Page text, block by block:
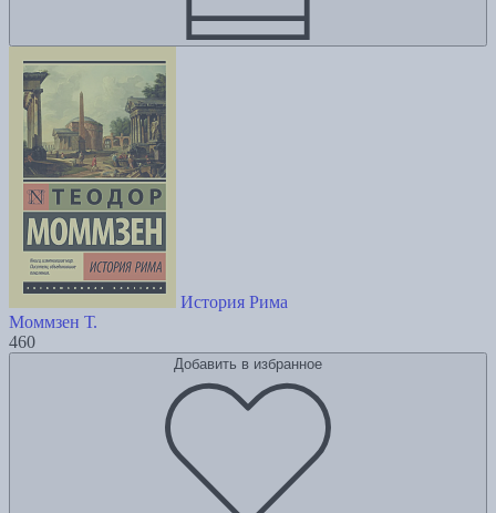
История Рима
Моммзен Т.
460
Добавить в избранное